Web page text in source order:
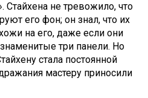
не тревожило, что
его фон; он знал, что их
на его, даже если они
три панели. Но
стала постоянной
мастеру приносили